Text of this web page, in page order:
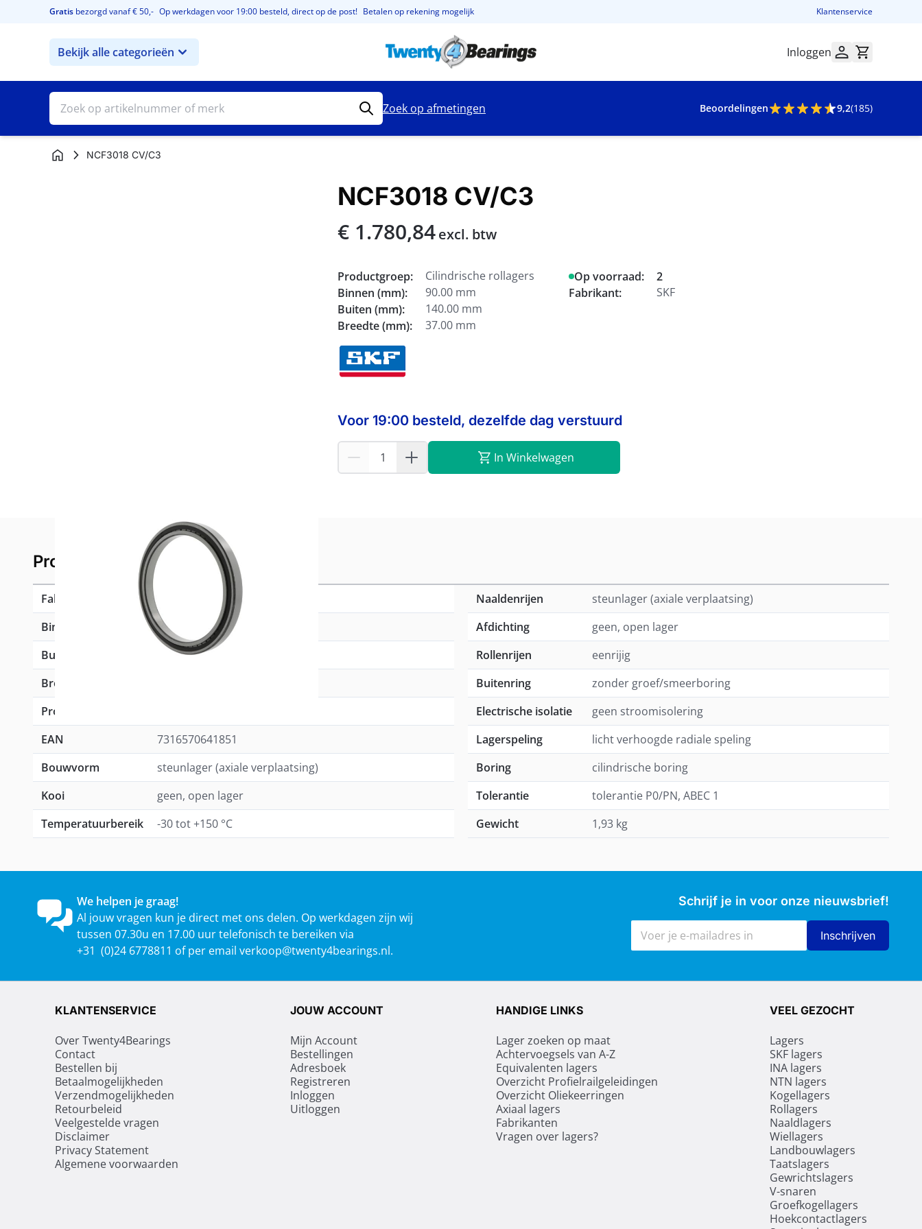
Ga naar de inhoud
Gratis bezorgd vanaf € 50,- Op werkdagen voor 19:00 besteld, direct op de post! Betalen op rekening mogelijk Klantenservice
Bekijk alle categorieën Inloggen
Zoek op afmetingen Beoordelingen 9,2(185)
NCF3018 CV/C3
NCF3018 CV/C3
€ 1.780,84excl. btw
Productgroep:
Cilindrische rollagers
Binnen (mm):
90.00 mm
Buiten (mm):
140.00 mm
Breedte (mm):
37.00 mm
Op voorraad:
2
Fabrikant:
SKF
Voor 19:00 besteld, dezelfde dag verstuurd
In Winkelwagen
Product specificaties
Fabrikant
Binnen (mm)
90,00
Buiten (mm)
140,00
Breedte (mm)
Productgroep
EAN
7316570641851
Bouwvorm
steunlager (axiale verplaatsing)
Kooi
geen, open lager
Temperatuurbereik
-30 tot +150 °C
Naaldenrijen
steunlager (axiale verplaatsing)
Afdichting
geen, open lager
Rollenrijen
eenrijig
Buitenring
zonder groef/smeerboring
Electrische isolatie
geen stroomisolering
Lagerspeling
licht verhoogde radiale speling
Boring
cilindrische boring
Tolerantie
tolerantie P0/PN, ABEC 1
Gewicht
1,93 kg
We helpen je graag!
Al jouw vragen kun je direct met ons delen. Op werkdagen zijn wij
tussen 07.30u en 17.00 uur telefonisch te bereiken via
+31 (0)24 6778811 of per email verkoop@twenty4bearings.nl.
Schrijf je in voor onze nieuwsbrief!
E-mailadres
Inschrijven
KLANTENSERVICE
Over Twenty4Bearings
Contact
Bestellen bij
Betaalmogelijkheden
Verzendmogelijkheden
Retourbeleid
Veelgestelde vragen
Disclaimer
Privacy Statement
Algemene voorwaarden
JOUW ACCOUNT
Mijn Account
Bestellingen
Adresboek
Registreren
Inloggen
Uitloggen
HANDIGE LINKS
Lager zoeken op maat
Achtervoegsels van A-Z
Equivalenten lagers
Overzicht Profielrailgeleidingen
Overzicht Oliekeerringen
Axiaal lagers
Fabrikanten
Vragen over lagers?
VEEL GEZOCHT
Lagers
SKF lagers
INA lagers
NTN lagers
Kogellagers
Rollagers
Naaldlagers
Wiellagers
Landbouwlagers
Taatslagers
Gewrichtslagers
V-snaren
Groefkogellagers
Hoekcontactlagers